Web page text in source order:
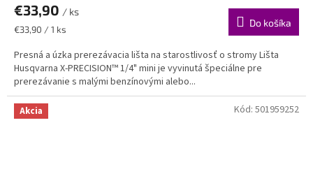
€33,90 / ks
Jednotková
€33,90 / 1 ks
Do košíka
Presná a úzka prerezávacia lišta na starostlivosť o stromy Lišta
Husqvarna X-PRECISION™ 1/4" mini je vyvinutá špeciálne pre
prerezávanie s malými benzínovými alebo...
Akcia Kód: 501959252